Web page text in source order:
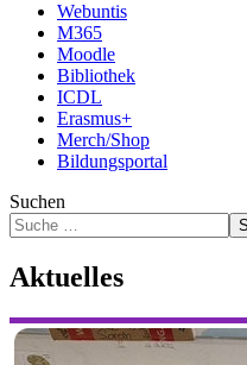
Webuntis
M365
Moodle
Bibliothek
ICDL
Erasmus+
Merch/Shop
Bildungsportal
Suchen
Aktuelles